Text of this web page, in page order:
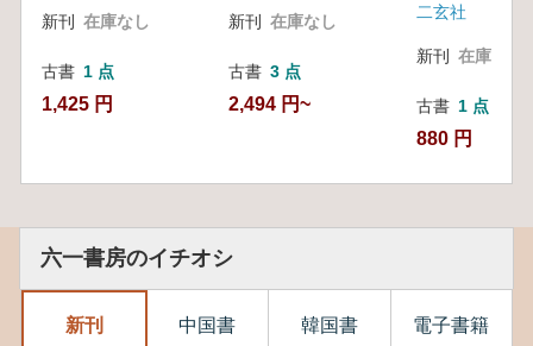
新刊 在庫なし
古書 1 点
1,425 円
新刊 在庫なし
古書 3 点
2,494 円~
二玄社
新刊 在庫なし
古書 1 点
880 円
六一書房のイチオシ
新刊 中国書 韓国書 電子書籍